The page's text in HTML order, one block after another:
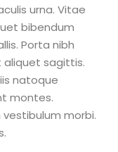
urna. Vitae
bibendum
Porta nibh
aliquet sagittis.
natoque
montes.
morbi.